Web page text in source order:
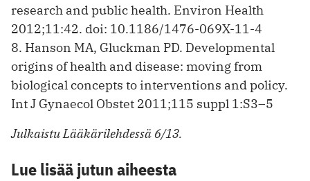
research and public health. Environ Health
2012;11:42. doi: 10.1186/1476-069X-11-4
8. Hanson MA, Gluckman PD. Developmental
origins of health and disease: moving from
biological concepts to interventions and policy.
Int J Gynaecol Obstet 2011;115 suppl 1:S3–5
Julkaistu Lääkärilehdessä 6/13.
Lue lisää jutun aiheesta